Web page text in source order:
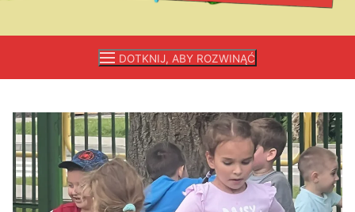
DOTKNIJ, ABY ROZWINĄĆ